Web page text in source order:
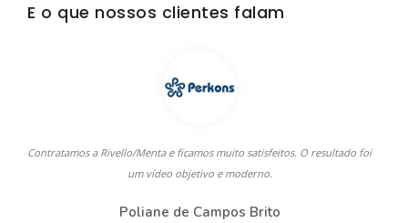
E o que nossos clientes falam
Contratamos a Rivello/Menta e ficamos muito satisfeitos. O resultado foi
um vídeo objetivo e moderno.
Poliane de Campos Brito